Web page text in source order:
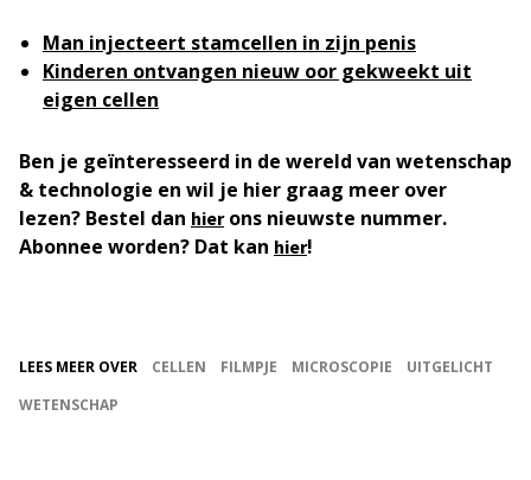
Man injecteert stamcellen in zijn penis
Kinderen ontvangen nieuw oor gekweekt uit
eigen cellen
Ben je geïnteresseerd in de wereld van wetenschap
& technologie en wil je hier graag meer over
lezen? Bestel dan hierons nieuwste nummer.
Abonnee worden? Dat kan hier!
LEES MEER OVER CELLEN FILMPJE MICROSCOPIE
UITGELICHT
WETENSCHAP